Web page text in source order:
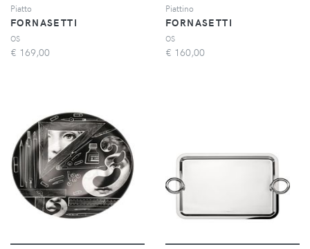
Piatto
FORNASETTI
OS
€ 169,00
Piattino
FORNASETTI
OS
€ 160,00